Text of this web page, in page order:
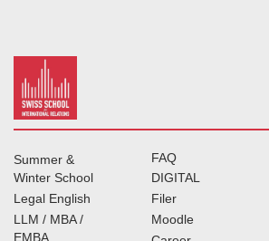
FAQ
DIGITAL
Filer
Moodle
Summer &
Winter School
Legal English
LLM / MBA /
EMBA